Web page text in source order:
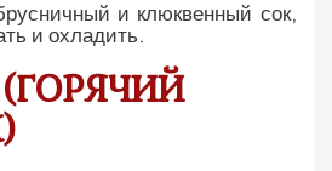
и клюквенный сок,
и охладить.